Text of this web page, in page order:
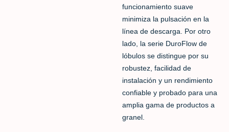
funcionamiento suave
minimiza la pulsación en la
línea de descarga. Por otro
lado, la serie DuroFlow de
lóbulos se distingue por su
robustez, facilidad de
instalación y un rendimiento
confiable y probado para una
amplia gama de productos a
granel.